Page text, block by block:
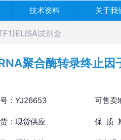
技术资料 关于我
试剂盒
聚合酶转录终止因
：YJ26653 可售卖
：现货供应 保 质